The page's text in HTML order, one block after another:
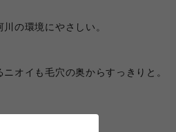
の環境にやさしい。
オイも毛穴の奥からすっきりと。